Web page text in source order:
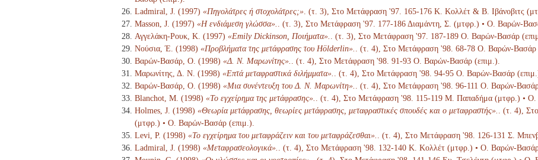
Ladmiral, J. (1997) «Πηγολάτρες ή στοχολάτρες;» . (τ. 3), Στο Μετάφραση '97. 165-176 Κ. Κολλέτ & Β. Ιβάνοβιτς
Masson, J. (1997) «Η ενδιάμεση γλώσσα».
. (τ. 3), Στο Μετάφραση '97. 177-186 Διαμάντη, Σ. (μτφρ.) • Ο. Βαρών-
Αγγελάκη-Ρουκ, Κ. (1997) «Emily Dickinson, Ποιήματα».
. (τ. 3), Στο Μετάφραση '97. 187-189 Ο. Βαρών-Βασάρ
Νούσια, Έ. (1998) «Προβλήματα της μετάφρασης του Hölderlin».
. (τ. 4), Στο Μετάφραση '98. 68-78 Ο. Βαρών-Βασάρ
Βαρών-Βασάρ, Ο. (1998) «Δ. Ν. Μαρωνίτης».
. (τ. 4), Στο Μετάφραση '98. 91-93 Ο. Βαρών-Βασάρ (επιμ.).
Μαρωνίτης, Δ. Ν. (1998) «Επτά μεταφραστικά διλήμματα».
. (τ. 4), Στο Μετάφραση '98. 94-95 Ο. Βαρών-Βασάρ
Βαρών-Βασάρ, Ο. (1998) «Μια συνέντευξη του Δ. Ν. Μαρωνίτη».
. (τ. 4), Στο Μετάφραση '98. 96-111 Ο. Βαρών-Βασάρ
Blanchot, M. (1998) «Το εγχείρημα της μετάφρασης».
. (τ. 4), Στο Μετάφραση '98. 115-119 Μ. Παπαδήμα (μτφρ.) • Ο.
Holmes, J. (1998) «Θεωρία μετάφρασης, θεωρίες μετάφρασης, μεταφραστικές σπουδές και ο μεταφραστής».
. (τ. 4),
(μτφρ.) • Ο. Βαρών-Βασάρ (επιμ.).
Levi, P. (1998) «Το εγχείρημα του μεταφράζειν και του μεταφράζεσθαι».
. (τ. 4), Στο Μετάφραση '98. 126-131 Σ.
Ladmiral, J. (1998) «Μεταφρασεολογικά».
. (τ. 4), Στο Μετάφραση '98. 132-140 Κ. Κολλέτ (μτφρ.) • Ο. Βαρών-Βασάρ